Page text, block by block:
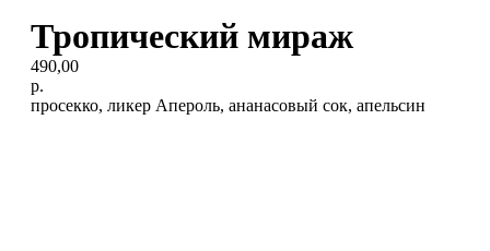
Тропический мираж
490,00
р.
просекко, ликер Апероль, ананасовый сок, апельсин